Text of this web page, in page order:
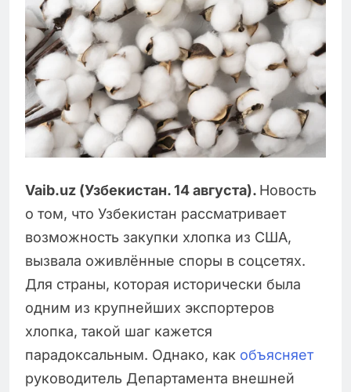
Vaib.uz (Узбекистан. 14 августа). Новость
о том, что Узбекистан рассматривает
возможность закупки хлопка из США,
вызвала оживлённые споры в соцсетях.
Для страны, которая исторически была
одним из крупнейших экспортеров
хлопка, такой шаг кажется
парадоксальным. Однако, как объясняет
руководитель Департамента внешней